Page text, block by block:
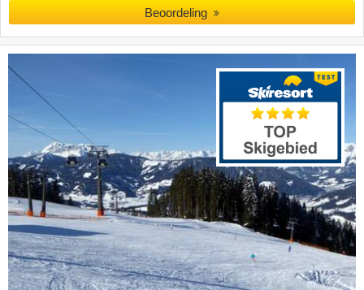
Beoordeling